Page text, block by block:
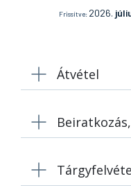
Frissítve: 2026.
Átvétel